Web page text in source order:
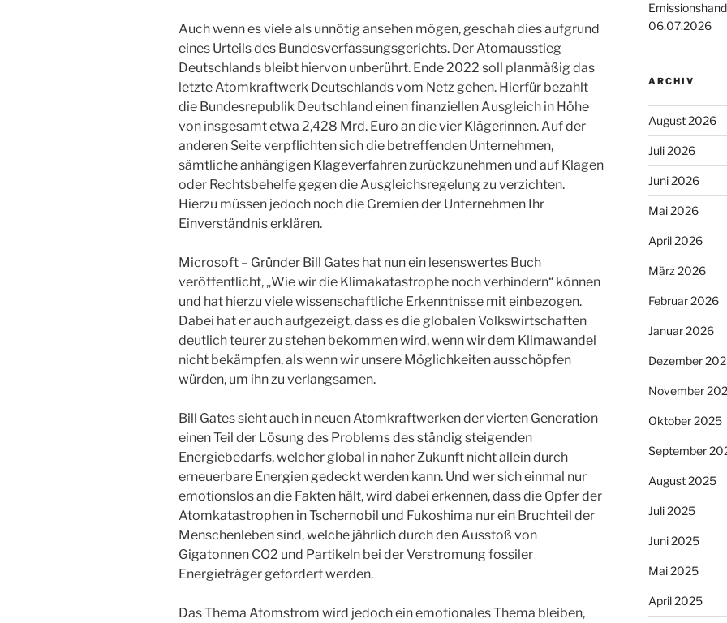
Auch wenn es viele als unnötig ansehen mögen, geschah dies aufgrund
eines Urteils des Bundesverfassungsgerichts. Der Atomausstieg
Deutschlands bleibt hiervon unberührt. Ende 2022 soll planmäßig das
letzte Atomkraftwerk Deutschlands vom Netz gehen. Hierfür bezahlt
die Bundesrepublik Deutschland einen finanziellen Ausgleich in Höhe
von insgesamt etwa 2,428 Mrd. Euro an die vier Klägerinnen. Auf der
anderen Seite verpflichten sich die betreffenden Unternehmen,
sämtliche anhängigen Klageverfahren zurückzunehmen und auf Klagen
oder Rechtsbehelfe gegen die Ausgleichsregelung zu verzichten.
Hierzu müssen jedoch noch die Gremien der Unternehmen Ihr
Einverständnis erklären.
Microsoft – Gründer Bill Gates hat nun ein lesenswertes Buch
veröffentlicht, „Wie wir die Klimakatastrophe noch verhindern“ können
und hat hierzu viele wissenschaftliche Erkenntnisse mit einbezogen.
Dabei hat er auch aufgezeigt, dass es die globalen Volkswirtschaften
deutlich teurer zu stehen bekommen wird, wenn wir dem Klimawandel
nicht bekämpfen, als wenn wir unsere Möglichkeiten ausschöpfen
würden, um ihn zu verlangsamen.
Bill Gates sieht auch in neuen Atomkraftwerken der vierten Generation
einen Teil der Lösung des Problems des ständig steigenden
Energiebedarfs, welcher global in naher Zukunft nicht allein durch
erneuerbare Energien gedeckt werden kann. Und wer sich einmal nur
emotionslos an die Fakten hält, wird dabei erkennen, dass die Opfer der
Atomkatastrophen in Tschernobil und Fukoshima nur ein Bruchteil der
Menschenleben sind, welche jährlich durch den Ausstoß von
Gigatonnen CO2 und Partikeln bei der Verstromung fossiler
Energieträger gefordert werden.
Das Thema Atomstrom wird jedoch ein emotionales Thema bleiben,
06.07.2026
ARCHIV
August 2026
Juli 2026
Juni 2026
Mai 2026
April 2026
März 2026
Februar 2026
Januar 2026
Dezember
November
Oktober 2025
September
August 2025
Juli 2025
Juni 2025
Mai 2025
April 2025